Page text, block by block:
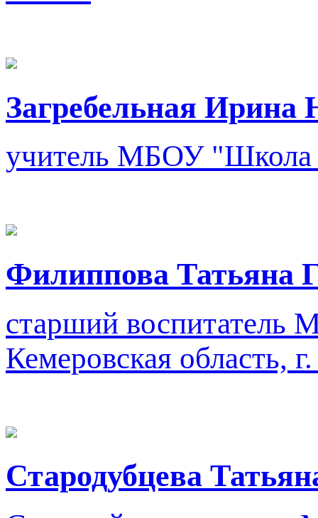
Загребельная Ирина
учитель МБОУ
Филиппова Татьяна
старший воспитатель
Кемеровская область,
Стародубцева